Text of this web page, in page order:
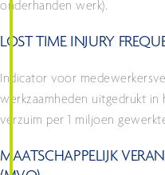
onderhanden werk).
LOST TIME INJURY
Indicator voor
werkzaamheden uitgedrukt in
verzuim per 1 miljoen
MAATSCHAPPELIJK